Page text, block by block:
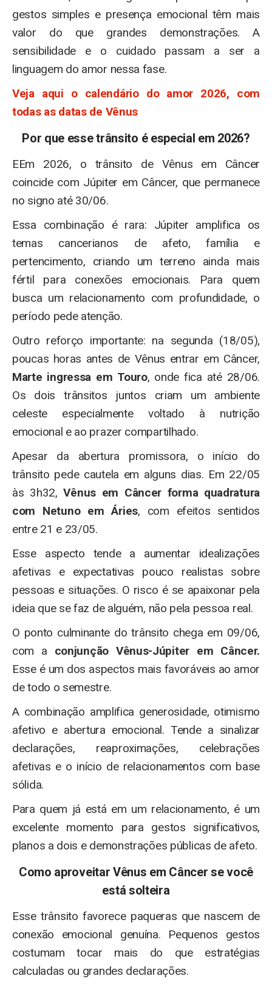
gestos simples e presença emocional têm mais
valor do que grandes demonstrações. A
sensibilidade e o cuidado passam a ser a
linguagem do amor nessa fase.
Veja aqui o calendário do amor 2026, com
todas as datas de Vênus
Por que esse trânsito é especial em 2026?
EEm 2026, o trânsito de Vênus em Câncer
coincide com Júpiter em Câncer, que permanece
no signo até 30/06.
Essa combinação é rara: Júpiter amplifica os
temas cancerianos de afeto, família e
pertencimento, criando um terreno ainda mais
fértil para conexões emocionais. Para quem
busca um relacionamento com profundidade, o
período pede atenção.
Outro reforço importante: na segunda (18/05),
poucas horas antes de Vênus entrar em Câncer,
Marte ingressa em Touro, onde fica até 28/06.
Os dois trânsitos juntos criam um ambiente
celeste especialmente voltado à nutrição
emocional e ao prazer compartilhado.
Apesar da abertura promissora, o início do
trânsito pede cautela em alguns dias. Em 22/05
às 3h32,Vênus em Câncer forma quadratura
com Netuno em Áries, com efeitos sentidos
entre 21 e 23/05.
Esse aspecto tende a aumentar idealizações
afetivas e expectativas pouco realistas sobre
pessoas e situações. O risco é se apaixonar pela
ideia que se faz de alguém, não pela pessoa real.
O ponto culminante do trânsito chega em 09/06,
com a conjunção Vênus-Júpiter em Câncer.
Esse é um dos aspectos mais favoráveis ao amor
de todo o semestre.
A combinação amplifica generosidade, otimismo
afetivo e abertura emocional. Tende a sinalizar
declarações, reaproximações, celebrações
afetivas e o início de relacionamentos com base
sólida.
Para quem já está em um relacionamento, é um
excelente momento para gestos significativos,
planos a dois e demonstrações públicas de afeto.
Como aproveitar Vênus em Câncer se você
está solteira
Esse trânsito favorece paqueras que nascem de
conexão emocional genuína. Pequenos gestos
costumam tocar mais do que estratégias
calculadas ou grandes declarações.